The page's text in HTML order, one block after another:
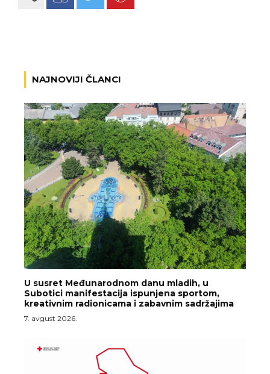
NAJNOVIJI ČLANCI
U susret Međunarodnom danu mladih, u
Subotici manifestacija ispunjena sportom,
kreativnim radionicama i zabavnim sadržajima
7. avgust 2026.